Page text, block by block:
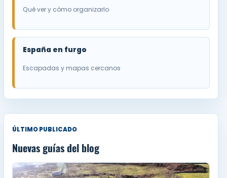
Qué ver y cómo organizarlo
España en furgo
Escapadas y mapas cercanos
ÚLTIMO PUBLICADO
Nuevas guías del blog